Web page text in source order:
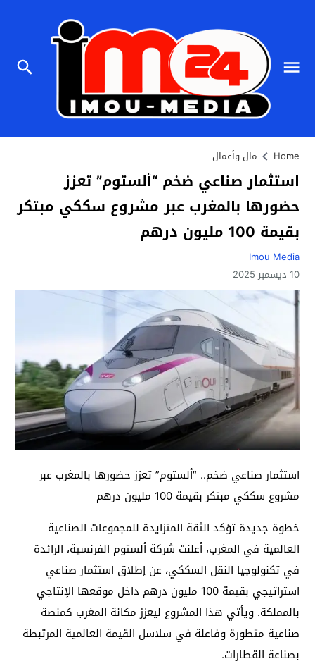
Home مال وأعمال
استثمار صناعي ضخم “ألستوم” تعزز
حضورها بالمغرب عبر مشروع سككي مبتكر
بقيمة 100 مليون درهم
Imou Media
10 ديسمبر 2025
استثمار صناعي ضخم.. “ألستوم” تعزز حضورها بالمغرب عبر
مشروع سككي مبتكر بقيمة 100 مليون درهم
خطوة جديدة تؤكد الثقة المتزايدة للمجموعات الصناعية
العالمية في المغرب، أعلنت شركة ألستوم الفرنسية، الرائدة
في تكنولوجيا النقل السككي، عن إطلاق استثمار صناعي
استراتيجي بقيمة 100 مليون درهم داخل موقعها الإنتاجي
بالمملكة. ويأتي هذا المشروع ليعزز مكانة المغرب كمنصة
صناعية متطورة وفاعلة في سلاسل القيمة العالمية المرتبطة
بصناعة القطارات.